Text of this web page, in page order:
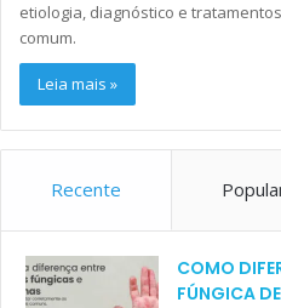
etiologia, diagnóstico e
comum.
Leia mais »
Recente
COMO
FÚNGICA